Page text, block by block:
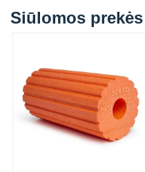
Siūlomos prekės